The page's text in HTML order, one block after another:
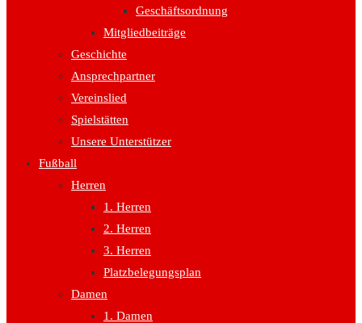
Geschäftsordnung
Mitgliedbeiträge
Geschichte
Ansprechpartner
Vereinslied
Spielstätten
Unsere Unterstützer
Fußball
Herren
1. Herren
2. Herren
3. Herren
Platzbelegungsplan
Damen
1. Damen